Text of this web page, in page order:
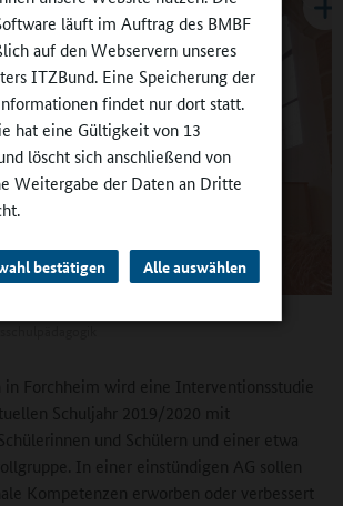
läuft im Auftrag des BMBF
auf den Webservern unseres
ITZBund. Eine Speicherung der
findet nur dort statt.
hat eine Gültigkeit von 13
löscht sich anschließend von
Weitergabe der Daten an Dritte
bestätigen Alle auswählen
in Forchheim wird eine Interventionsstudie
Schuljahr 2019/2020 mit
und Schülern und einer etwa
In einer einstündigen AG sollen
Kompetenzen erworben oder verbessert